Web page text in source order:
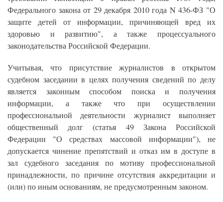
Федерального закона от 29 декабря 2010 года N 436-ФЗ "О
защите детей от информации, причиняющей вред их
здоровью и развитию", а также процессуального
законодательства Российской Федерации.
Учитывая, что присутствие журналистов в открытом
судебном заседании в целях получения сведений по делу
является законным способом поиска и получения
информации, а также что при осуществлении
профессиональной деятельности журналист выполняет
общественный долг (статья 49 Закона Российской
Федерации "О средствах массовой информации"), не
допускается чинение препятствий и отказ им в доступе в
зал судебного заседания по мотиву профессиональной
принадлежности, по причине отсутствия аккредитации и
(или) по иным основаниям, не предусмотренным законом.